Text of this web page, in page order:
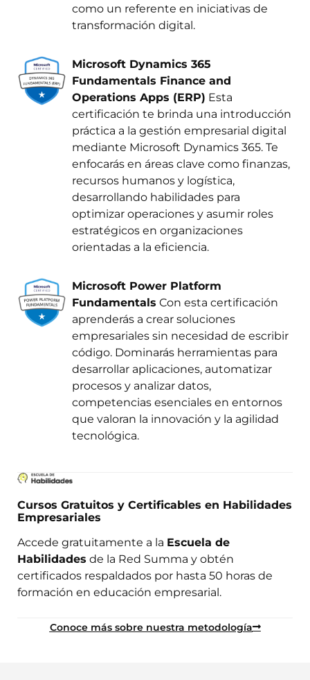
como un referente en iniciativas de
transformación digital.
Microsoft Dynamics 365
Fundamentals Finance and
Operations Apps (ERP) Esta
certificación te brinda una introducción
práctica a la gestión empresarial digital
mediante Microsoft Dynamics 365. Te
enfocarás en áreas clave como finanzas,
recursos humanos y logística,
desarrollando habilidades para
optimizar operaciones y asumir roles
estratégicos en organizaciones
orientadas a la eficiencia.
Microsoft Power Platform
Fundamentals Con esta certificación
aprenderás a crear soluciones
empresariales sin necesidad de escribir
código. Dominarás herramientas para
desarrollar aplicaciones, automatizar
procesos y analizar datos,
competencias esenciales en entornos
que valoran la innovación y la agilidad
tecnológica.
Cursos Gratuitos y Certificables en Habilidades
Empresariales
Accede gratuitamente a la Escuela de
Habilidades de la Red Summa y obtén
certificados respaldados por hasta 50 horas de
formación en educación empresarial.
Conoce más sobre nuestra metodología